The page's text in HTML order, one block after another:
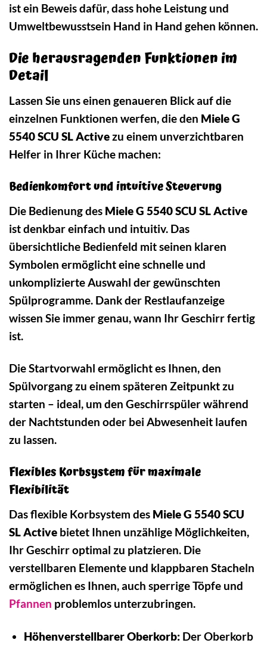
ist ein Beweis dafür, dass hohe Leistung und
Umweltbewusstsein Hand in Hand gehen können.
Die herausragenden Funktionen im
Detail
Lassen Sie uns einen genaueren Blick auf die
einzelnen Funktionen werfen, die den Miele G
5540 SCU SL Activezu einem unverzichtbaren
Helfer in Ihrer Küche machen:
Bedienkomfort und intuitive Steuerung
Die Bedienung des Miele G 5540 SCU SL Active
ist denkbar einfach und intuitiv. Das
übersichtliche Bedienfeld mit seinen klaren
Symbolen ermöglicht eine schnelle und
unkomplizierte Auswahl der gewünschten
Spülprogramme. Dank der Restlaufanzeige
wissen Sie immer genau, wann Ihr Geschirr fertig
ist.
Die Startvorwahl ermöglicht es Ihnen, den
Spülvorgang zu einem späteren Zeitpunkt zu
starten – ideal, um den Geschirrspüler während
der Nachtstunden oder bei Abwesenheit laufen
zu lassen.
Flexibles Korbsystem für maximale
Flexibilität
Das flexible Korbsystem des Miele G 5540 SCU
SL Active bietet Ihnen unzählige Möglichkeiten,
Ihr Geschirr optimal zu platzieren. Die
verstellbaren Elemente und klappbaren Stacheln
ermöglichen es Ihnen, auch sperrige Töpfe und
Pfannen problemlos unterzubringen.
Höhenverstellbarer Oberkorb:Der Oberkorb